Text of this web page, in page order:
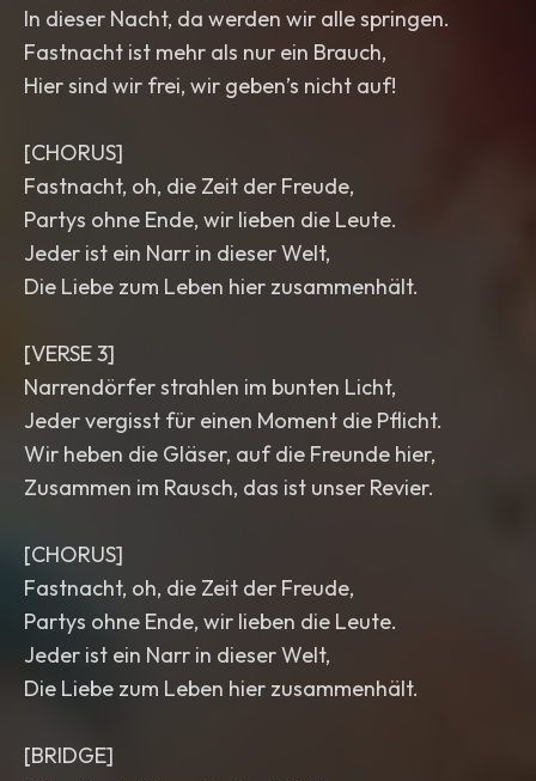
In dieser Nacht, da werden wir alle springen.
Fastnacht ist mehr als nur ein Brauch,
Hier sind wir frei, wir geben’s nicht auf!
[CHORUS]
Fastnacht, oh, die Zeit der Freude,
Partys ohne Ende, wir lieben die Leute.
Jeder ist ein Narr in dieser Welt,
Die Liebe zum Leben hier zusammenhält.
[VERSE 3]
Narrendörfer strahlen im bunten Licht,
Jeder vergisst für einen Moment die Pflicht.
Wir heben die Gläser, auf die Freunde hier,
Zusammen im Rausch, das ist unser Revier.
[CHORUS]
Fastnacht, oh, die Zeit der Freude,
Partys ohne Ende, wir lieben die Leute.
Jeder ist ein Narr in dieser Welt,
Die Liebe zum Leben hier zusammenhält.
[BRIDGE]